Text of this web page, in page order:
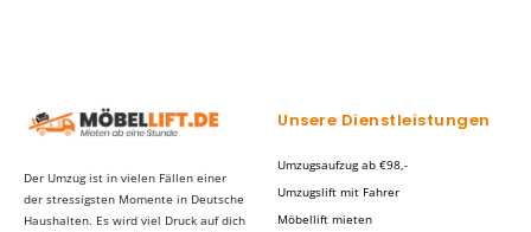
Der Umzug ist in vielen Fällen einer
der stressigsten Momente in Deutsche
Haushalten. Es wird viel Druck auf dich
Unsere Dienstleistungen
Umzugsaufzug ab €98,-
Umzugslift mit Fahrer
Möbellift mieten